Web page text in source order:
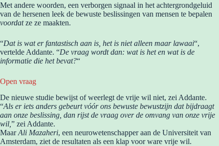
Met andere woorden, een verborgen signaal in het achtergrondgeluid
van de hersenen leek de bewuste beslissingen van mensen te bepalen
voordatze ze maakten.
“Dat is wat er fantastisch aan is, het is niet alleen maar lawaai“,
vertelde Addante. “De vraag wordt dan: wat is het en wat is de
informatie die het bevat?“
Open vraag
De nieuwe studie bewijst of weerlegt de vrije wil niet, zei Addante.
“Als er iets anders gebeurt vóór ons bewuste bewustzijn dat bijdraagt ​​
aan onze beslissing, dan rijst de vraag over de omvang van onze vrije
wil, ” zei Addante.
MaarAli Mazaheri, een neurowetenschapper aan de Universiteit van
Amsterdam, ziet de resultaten als een klap voor ware vrije wil.